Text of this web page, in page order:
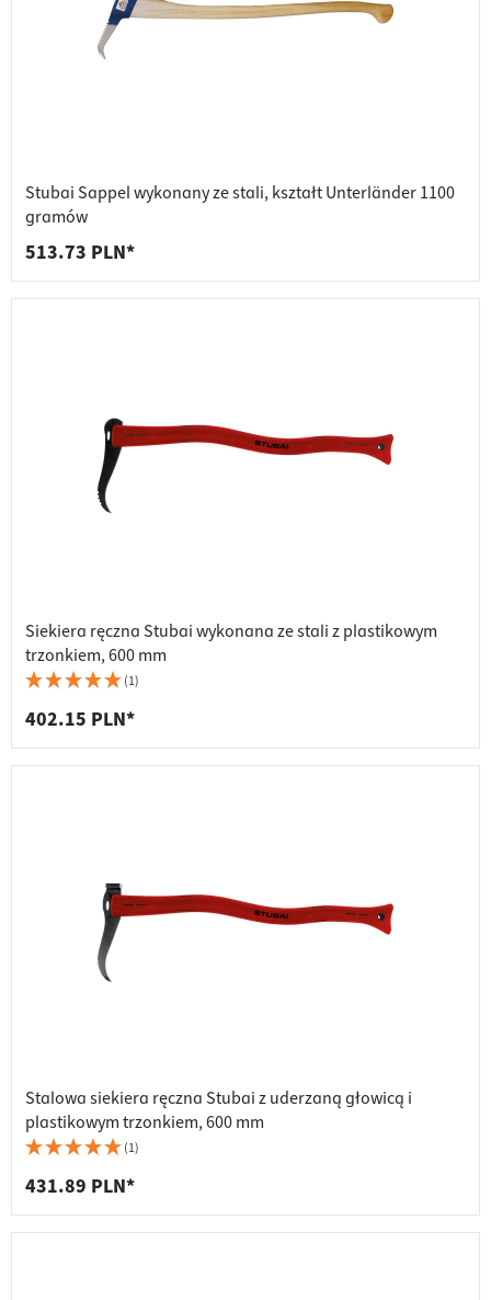
Stubai Sappel wykonany ze stali, kształt Unterländer 1100
gramów
513.73 PLN*
Siekiera ręczna Stubai wykonana ze stali z plastikowym
trzonkiem, 600 mm
(1)
402.15 PLN*
Stalowa siekiera ręczna Stubai z uderzaną głowicą i
plastikowym trzonkiem, 600 mm
(1)
431.89 PLN*